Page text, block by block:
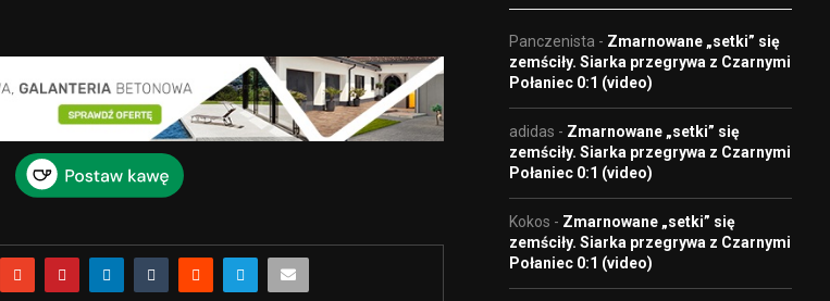
o
Panczenista - Zmarnowane „setki” się
zemściły. Siarka przegrywa z Czarnymi
Połaniec 0:1 (video)
adidas - Zmarnowane „setki” się
zemściły. Siarka przegrywa z Czarnymi
Połaniec 0:1 (video)
Kokos - Zmarnowane „setki” się
zemściły. Siarka przegrywa z Czarnymi
Połaniec 0:1 (video)